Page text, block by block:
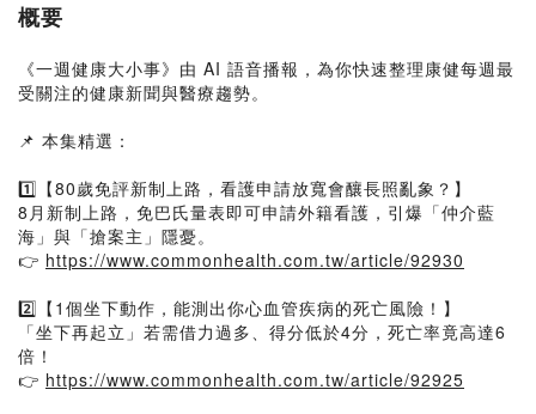
概要
《一週健康大小事》由 AI 語音播報，為你快速整理康健每週最
受關注的健康新聞與醫療趨勢。
📌 本集精選：
1️⃣【80歲免評新制上路，看護申請放寬會釀長照亂象？】
8月新制上路，免巴氏量表即可申請外籍看護，引爆「仲介藍
海」與「搶案主」隱憂。
👉 https://www.commonhealth.com.tw/article/92930
2️⃣【1個坐下動作，能測出你心血管疾病的死亡風險！】
「坐下再起立」若需借力過多、得分低於4分，死亡率竟高達6
倍！
👉 https://www.commonhealth.com.tw/article/92925